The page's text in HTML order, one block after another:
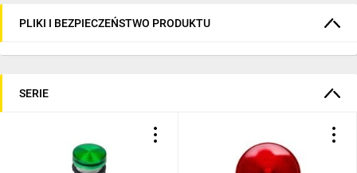
PLIKI I BEZPIECZEŃSTWO PRODUKTU
SERIE